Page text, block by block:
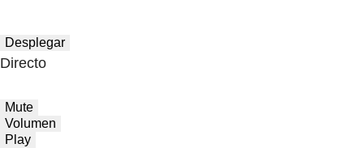
Desplegar
Directo
Mute
Volumen
Play